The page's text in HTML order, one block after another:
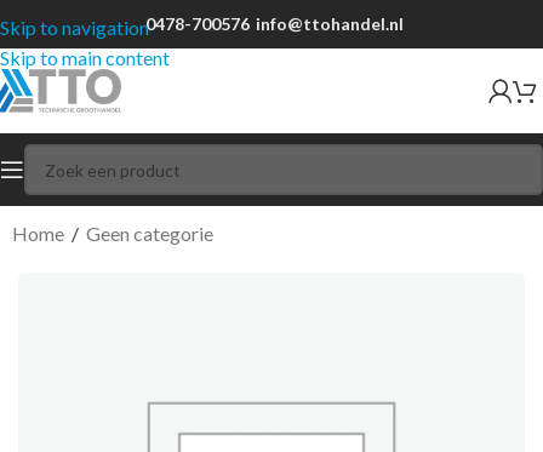
Skip to navigation
Skip to main content
0478-700576 info@ttohandel.nl
Home / Geen categorie